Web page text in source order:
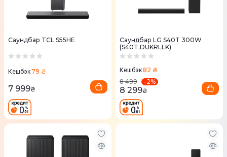
Саундбар TCL S55HE
Кешбэк79 ₴
7 999₴
Саундбар LG S40T 300W
(S40T.DUKRLLK)
Кешбэк82 ₴
8 499
-2%
8 299₴